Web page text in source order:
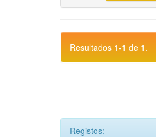
Resultados 1-1 de 1.
Registos: